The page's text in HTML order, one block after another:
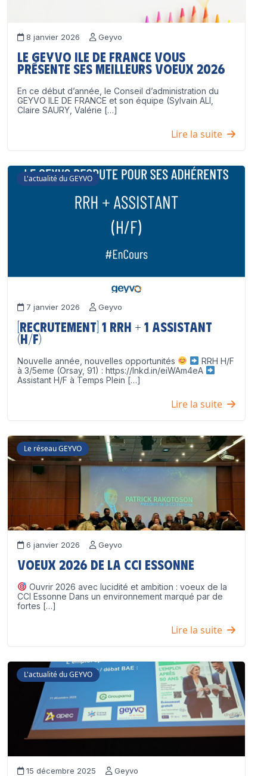
8 janvier 2026 Geyvo
Le GEYVO Ile de France vous
présente ses meilleurs voeux 2026
En ce début d’année, le Conseil d’administration du
GEYVO ILE DE FRANCE et son équipe (Sylvain ALI,
Claire SAURY, Valérie […]
Lire la suite
L'actualité du GEYVO
7 janvier 2026 Geyvo
[Recrutement] 1 RRH + 1 Assistant
(H/F)
Nouvelle année, nouvelles opportunités
RRH H/F
à 3/5eme (Orsay, 91) : https://lnkd.in/eiWAm4eA
Assistant H/F à Temps Plein […]
Lire la suite
Le réseau GEYVO
6 janvier 2026 Geyvo
Voeux 2026 de la CCI Essonne
Ouvrir 2026 avec lucidité et ambition : voeux de la
CCI Essonne Dans un environnement marqué par de
fortes […]
Lire la suite
L'actualité du GEYVO
15 décembre 2025 Geyvo